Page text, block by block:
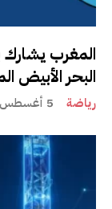
البحر الأبيض
رياضة 5 أغسطس، 2026